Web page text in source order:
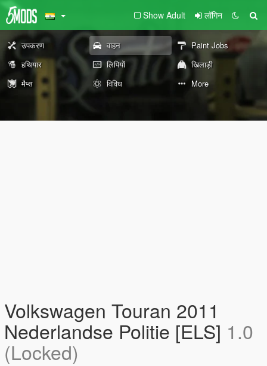
Show Adult लॉगिन
उपकरण वाहन
Paint Jobs
हथियार
लिपियों
खिलाड़ी
मैप्स
विविध More
Volkswagen Touran 2011
Nederlandse Politie [ELS] 1.0
(Locked)